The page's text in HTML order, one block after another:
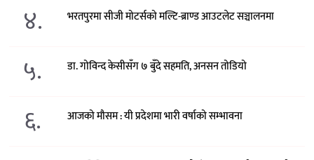
४. भरतपुरमा सीजी मोटर्सको मल्टि-ब्राण्ड आउटलेट सञ्चालनमा
५. डा. गोविन्द केसीसँग ७ बुँदे सहमति, अनसन तोडियो
६. आजको मौसम : यी प्रदेशमा भारी वर्षाको सम्भावना